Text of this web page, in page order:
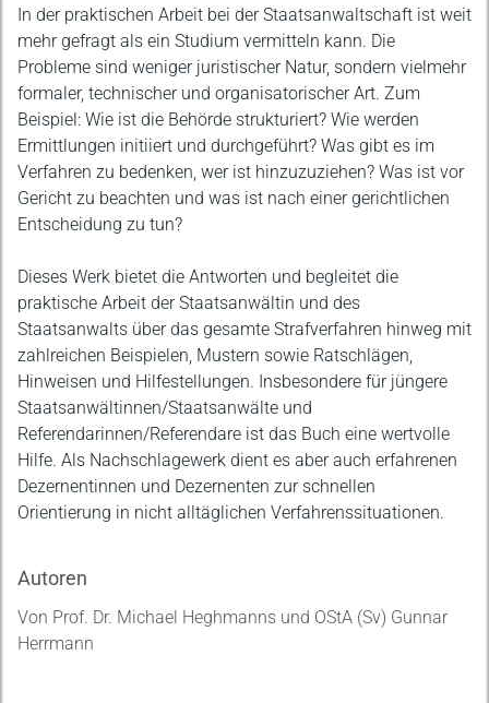
Beschreibung
In der praktischen Arbeit bei der Staatsanwaltschaft ist weit
mehr gefragt als ein Studium vermitteln kann. Die
Probleme sind weniger juristischer Natur, sondern vielmehr
formaler, technischer und organisatorischer Art. Zum
Beispiel: Wie ist die Behörde strukturiert? Wie werden
Ermittlungen initiiert und durchgeführt? Was gibt es im
Verfahren zu bedenken, wer ist hinzuzuziehen? Was ist vor
Gericht zu beachten und was ist nach einer gerichtlichen
Entscheidung zu tun?
Dieses Werk bietet die Antworten und begleitet die
praktische Arbeit der Staatsanwältin und des
Staatsanwalts über das gesamte Strafverfahren hinweg mit
zahlreichen Beispielen, Mustern sowie Ratschlägen,
Hinweisen und Hilfestellungen. Insbesondere für jüngere
Staatsanwältinnen/Staatsanwälte und
Referendarinnen/Referendare ist das Buch eine wertvolle
Hilfe. Als Nachschlagewerk dient es aber auch erfahrenen
Dezernentinnen und Dezernenten zur schnellen
Orientierung in nicht alltäglichen Verfahrenssituationen.
Autoren
Von Prof. Dr. Michael Heghmanns und OStA (Sv) Gunnar
Herrmann